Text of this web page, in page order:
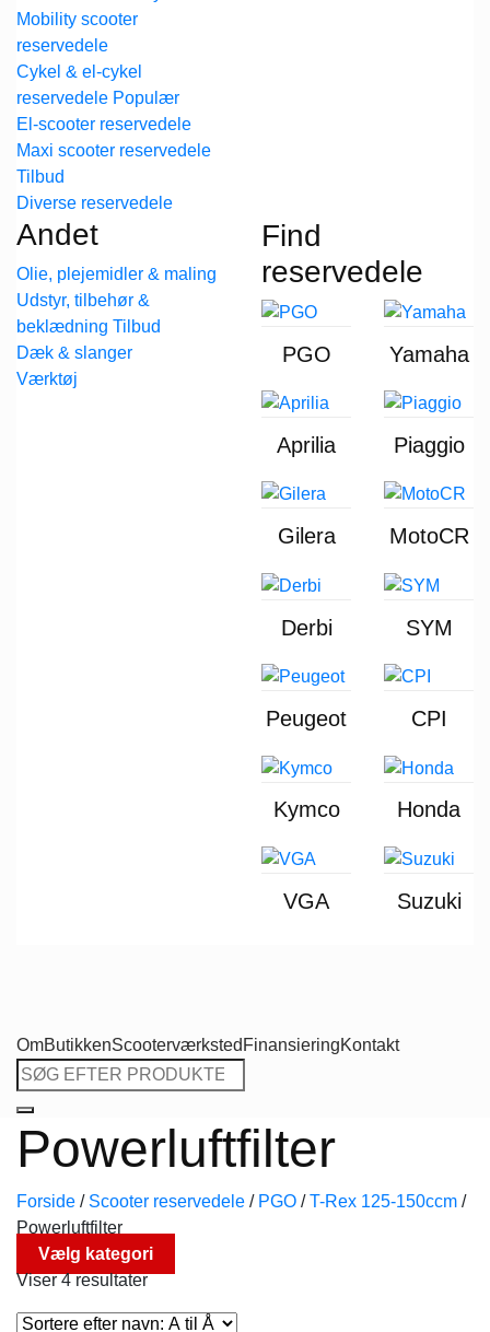
Mobility scooter
reservedele
Cykel & el-cykel
reservedele
El-scooter reservedele
Maxi scooter reservedele
Diverse reservedele
Andet
Olie, plejemidler & maling
Udstyr, tilbehør &
beklædning
Dæk & slanger
Værktøj
Find
reservedele
PGO Yamaha
Aprilia Piaggio
Gilera MotoCR
Derbi SYM
Peugeot CPI
Kymco Honda
VGA Suzuki
OmButikkenScooterværksted FinansieringKontakt
Søg
efter:
Powerluftfilter
Forside / Scooter reservedele / PGO / T-Rex 125-150ccm /
Powerluftfilter
Vælg kategori
Viser 4 resultater